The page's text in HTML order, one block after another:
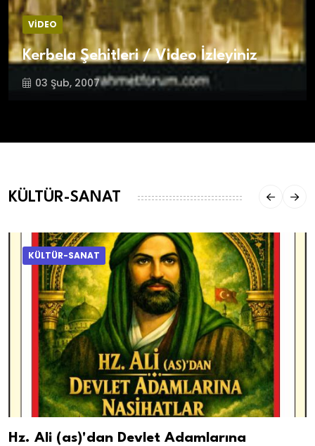
VİDEO
Kerbela Şehitleri / Video İzleyiniz
03 Şub, 2007
KÜLTÜR-SANAT
KÜLTÜR-SANAT
Hz. Ali (as)'dan Devlet Adamlarına